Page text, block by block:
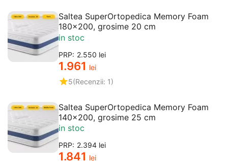
Saltea SuperOrtopedica Memory Foam
180x200, grosime 20 cm
in stoc
PRP: 2.550 lei
1.961 lei
5(Recenzii: 1)
Saltea SuperOrtopedica Memory Foam
140x200, grosime 25 cm
in stoc
PRP: 2.394 lei
1.841 lei